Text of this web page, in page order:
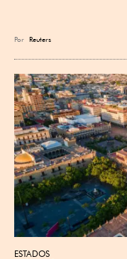
Por Reuters
ESTADOS